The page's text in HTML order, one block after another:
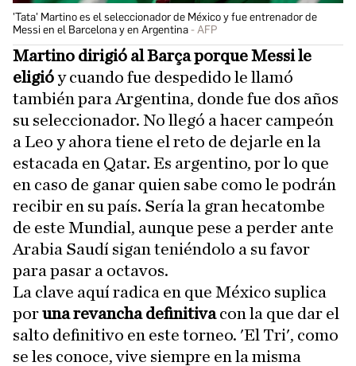
'Tata' Martino es el seleccionador de México y fue entrenador de
Messi en el Barcelona y en Argentina
AFP
Martino dirigió al Barça porque Messi le
eligióy cuando fue despedido le llamó
también para Argentina, donde fue dos años
su seleccionador. No llegó a hacer campeón
a Leo y ahora tiene el reto de dejarle en la
estacada en Qatar. Es argentino, por lo que
en caso de ganar quien sabe como le podrán
recibir en su país. Sería la gran hecatombe
de este Mundial, aunque pese a perder ante
Arabia Saudí sigan teniéndolo a su favor
para pasar a octavos.
La clave aquí radica en que México suplica
poruna revancha definitivacon la que dar el
salto definitivo en este torneo. 'El Tri', como
se les conoce, vive siempre en la misma